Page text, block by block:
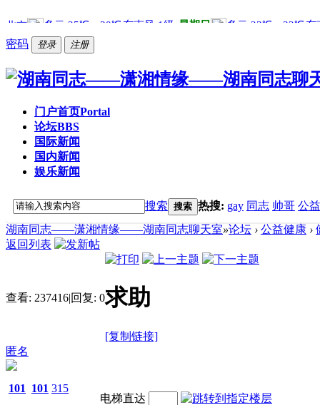
密码 登录 注册
门户首页Portal
论坛BBS
国际新闻
国内新闻
娱乐新闻
搜索 搜索 热搜: gay 同志 帅哥 公益
湖南同志——潇湘情缘——湖南同志聊天室»论坛 › 公益健康 ›
返回列表
查看: 237416|回复: 0求助
[复制链接]
匿名
101 101 315
电梯直达